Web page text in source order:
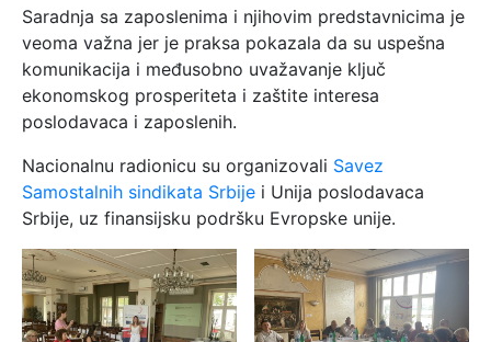
Saradnja sa zaposlenima i njihovim predstavnicima je
veoma važna jer je praksa pokazala da su uspešna
komunikacija i međusobno uvažavanje ključ
ekonomskog prosperiteta i zaštite interesa
poslodavaca i zaposlenih.
Nacionalnu radionicu su organizovali Savez
Samostalnih sindikata Srbije i Unija poslodavaca
Srbije, uz finansijsku podršku Evropske unije.